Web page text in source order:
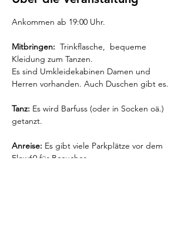
Ankommen ab 19:00 Uhr.
Mitbringen: Trinkflasche,  bequeme
Kleidung zum Tanzen.
Es sind Umkleidekabinen Damen und
Herren vorhanden. Auch Duschen gibt es.
Tanz: Es wird Barfuss (oder in Socken oä.)
getanzt.
Anreise: Es gibt viele Parkplätze vor dem
Flow60 für Besucher.